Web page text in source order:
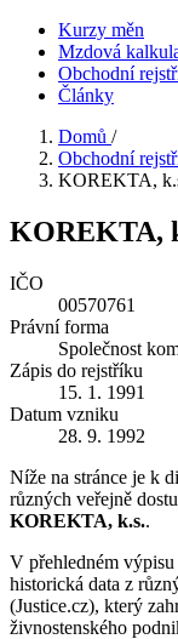
Kurzy měn
Mzdová
Obchodní
Články
Domů /
Obchodní
KOREKTA,
KOREKTA,
IČO
00570761
Právní forma
Společnost
Zápis do rejstříku
15. 1. 1991
Datum vzniku
28. 9. 1992
Níže na stránce je k
různých veřejně
KOREKTA, k.s..
V přehledném
historická data z
(Justice.cz), který
živnostenského